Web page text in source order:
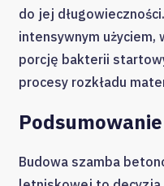
do jej
intensywnym
porcję bakterii
procesy rozkładu
Podsumowanie
Budowa szamba